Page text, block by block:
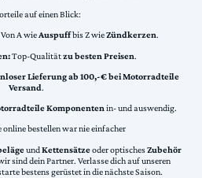
auf einen Blick:
A wieAuspuffbis Z wieZündkerzen.
Top-Qualitätzu besten Preisen.
Lieferung ab 100,-€ bei Motorradteile
Versand.
Komponentenin- und auswendig.
bestellen war nie einfacher
undKettensätzeoder optischesZubehör
sind dein Partner. Verlasse dich auf unseren
bestens gerüstet in die nächste Saison.